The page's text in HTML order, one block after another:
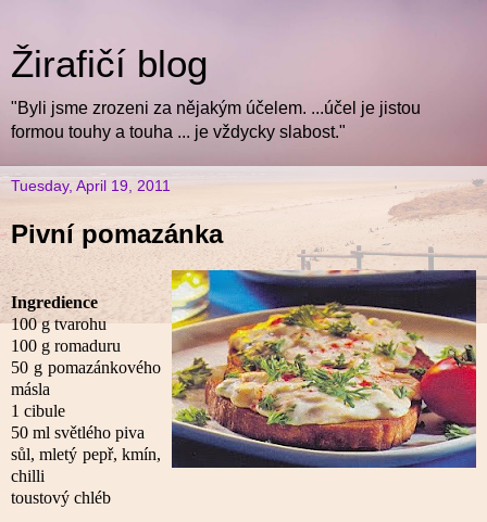
Žirafičí blog
"Byli jsme zrozeni za nějakým účelem. ...účel je jistou
formou touhy a touha ... je vždycky slabost."
Tuesday, April 19, 2011
Pivní pomazánka
Ingredience
100 g tvarohu
100 g romaduru
50 g pomazánkového
másla
1 cibule
50 ml světlého piva
sůl, mletý pepř, kmín,
chilli
toustový chléb